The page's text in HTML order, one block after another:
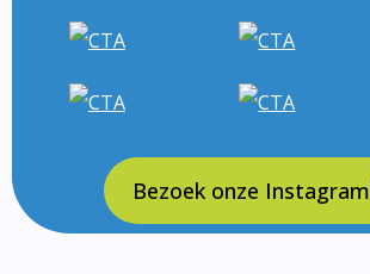
Bezoek onze Instagram